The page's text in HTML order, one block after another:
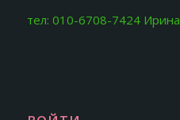
тел: 010-6708-7424 Ирина